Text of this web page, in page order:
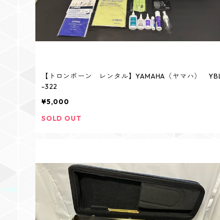
【トロンボーン レンタル】YAMAHA（ヤマハ）
-322
¥5,000
SOLD OUT